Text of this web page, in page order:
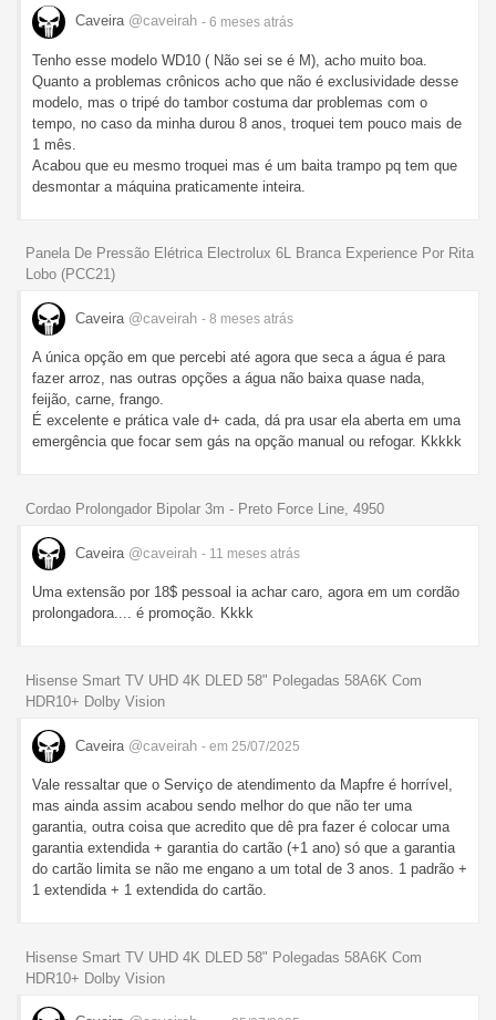
Caveira @caveirah - 6 meses atrás
Tenho esse modelo WD10 ( Não sei se é M), acho muito boa.
Quanto a problemas crônicos acho que não é exclusividade desse
modelo, mas o tripé do tambor costuma dar problemas com o
tempo, no caso da minha durou 8 anos, troquei tem pouco mais de
1 mês.
Acabou que eu mesmo troquei mas é um baita trampo pq tem que
desmontar a máquina praticamente inteira.
Panela De Pressão Elétrica Electrolux 6L Branca Experience Por Rita
Lobo (PCC21)
Caveira @caveirah - 8 meses atrás
A única opção em que percebi até agora que seca a água é para
fazer arroz, nas outras opções a água não baixa quase nada,
feijão, carne, frango.
É excelente e prática vale d+ cada, dá pra usar ela aberta em uma
emergência que focar sem gás na opção manual ou refogar. Kkkkk
Cordao Prolongador Bipolar 3m - Preto Force Line, 4950
Caveira @caveirah - 11 meses atrás
Uma extensão por 18$ pessoal ia achar caro, agora em um cordão
prolongadora.... é promoção. Kkkk
Hisense Smart TV UHD 4K DLED 58" Polegadas 58A6K Com
HDR10+ Dolby Vision
Caveira @caveirah - em 25/07/2025
Vale ressaltar que o Serviço de atendimento da Mapfre é horrível,
mas ainda assim acabou sendo melhor do que não ter uma
garantia, outra coisa que acredito que dê pra fazer é colocar uma
garantia extendida + garantia do cartão (+1 ano) só que a garantia
do cartão limita se não me engano a um total de 3 anos. 1 padrão +
1 extendida + 1 extendida do cartão.
Hisense Smart TV UHD 4K DLED 58" Polegadas 58A6K Com
HDR10+ Dolby Vision